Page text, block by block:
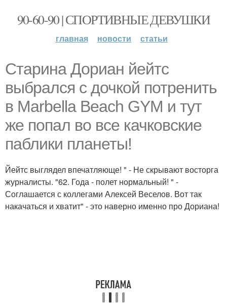
90-60-90 | СПОРТИВНЫЕ ДЕВУШКИ
главная новости статьи
Старина Дориан йейтс
выбрался с дочкой потренить
в Marbella Beach GYM и тут
же попал во все качковские
паблики планеты!
Йейтс выглядел впечатляюще! " - Не скрывают восторга
журналисты. "62. Года - полет нормальный! " -
Соглашается с коллегами Алексей Веселов. Вот так
накачаться и хватит" - это наверно именно про Дориана!